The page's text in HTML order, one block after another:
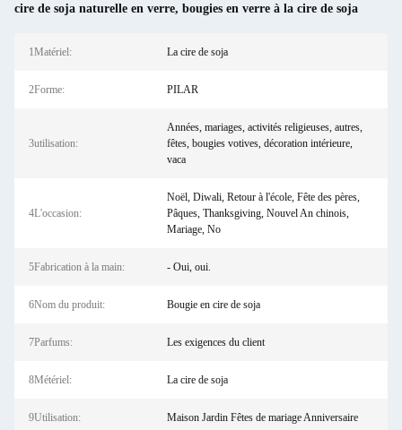
cire de soja naturelle en verre, bougies en verre à la cire de soja
1Matériel: La cire de soja
2Forme: PILAR
3utilisation:
Années, mariages, activités religieuses, autres,
fêtes, bougies votives, décoration intérieure,
vaca
4L'occasion:
Noël, Diwali, Retour à l'école, Fête des pères,
Pâques, Thanksgiving, Nouvel An chinois,
Mariage, No
5Fabrication à la main: - Oui, oui.
6Nom du produit: Bougie en cire de soja
7Parfums: Les exigences du client
8Métériel: La cire de soja
9Utilisation: Maison Jardin Fêtes de mariage Anniversaire